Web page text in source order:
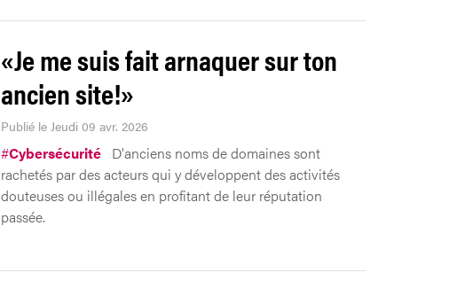
«Je me suis fait arnaquer sur ton
ancien site!»
Publié le Jeudi 09 avr. 2026
#Cybersécurité D'anciens noms de domaines sont
rachetés par des acteurs qui y développent des activités
douteuses ou illégales en profitant de leur réputation
passée.